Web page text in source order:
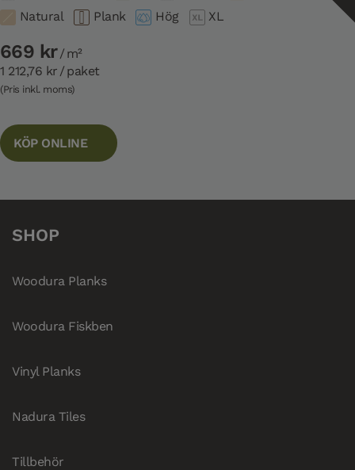
Natural
Plank Hög XL
669 kr/ m²
1 212,76 kr / paket
(Pris inkl. moms)
KÖP ONLINE
SHOP
Woodura Planks
Woodura Fiskben
Vinyl Planks
Nadura Tiles
Tillbehör